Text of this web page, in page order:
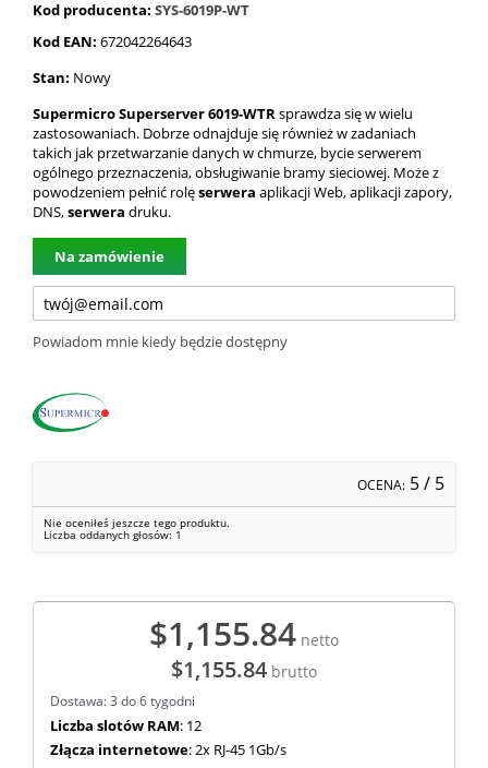
Kod producenta: SYS-6019P-WT
Kod EAN: 672042264643
Stan: Nowy
Supermicro Superserver 6019-WTRsprawdza się w wielu
zastosowaniach. Dobrze odnajduje się również w zadaniach
takich jak przetwarzanie danych w chmurze, bycie serwerem
ogólnego przeznaczenia, obsługiwanie bramy sieciowej. Może z
powodzeniem pełnić rolęserwera aplikacji Web, aplikacji zapory,
DNS,serwera druku.
Na zamówienie
Powiadom mnie kiedy będzie dostępny
OCENA: 5/ 5
Nie oceniłeś jeszcze tego produktu.
Liczba oddanych głosów: 1
$1,155.84 netto
$1,155.84 brutto
Dostawa: 3 do 6 tygodni
Liczba slotów RAM: 12
Złącza internetowe: 2x RJ-45 1Gb/s